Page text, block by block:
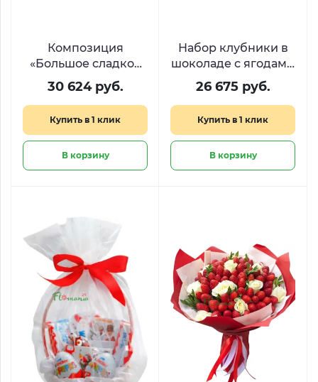
Композиция
«Большое сладкое
сердце» из Raffaello
и Ferrero
30 624 руб.
Купить в 1 клик
В корзину
Набор клубники в
шоколаде с ягодами
«День и Ночь»
26 675 руб.
Купить в 1 клик
В корзину